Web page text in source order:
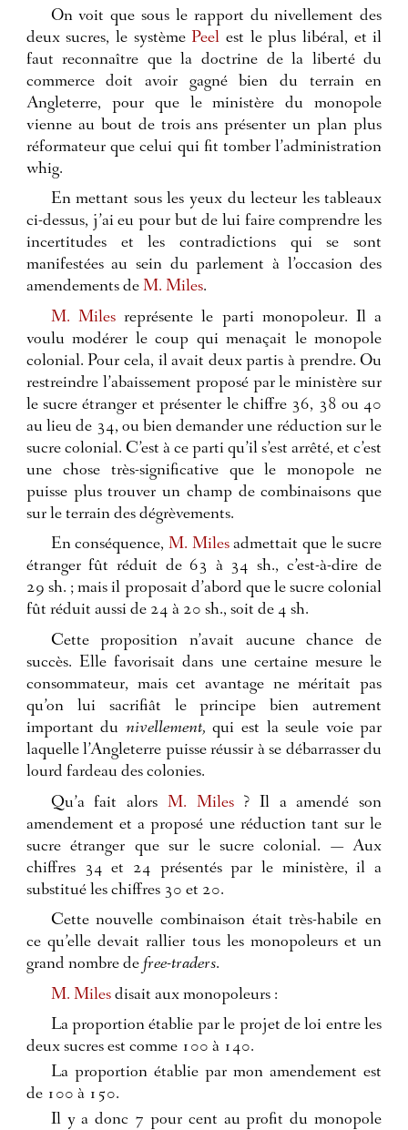
On voit que sous le rapport du nivellement des
deux sucres, le système Peel est le plus libéral, et il
faut reconnaître que la doctrine de la liberté du
commerce doit avoir gagné bien du terrain en
Angleterre, pour que le ministère du monopole
vienne au bout de trois ans présenter un plan plus
réformateur que celui qui fit tomber l’administration
whig.
En mettant sous les yeux du lecteur les tableaux
ci-dessus, j’ai eu pour but de lui faire comprendre les
incertitudes et les contradictions qui se sont
manifestées au sein du parlement à l’occasion des
amendements de M. Miles.
M. Milesreprésente le parti monopoleur. Il a
voulu modérer le coup qui menaçait le monopole
colonial. Pour cela, il avait deux partis à prendre. Ou
restreindre l’abaissement proposé par le ministère sur
le sucre étranger et présenter le chiffre 36, 38 ou 40
au lieu de 34, ou bien demander une réduction sur le
sucre colonial. C’est à ce parti qu’il s’est arrêté, et c’est
une chose très-significative que le monopole ne
puisse plus trouver un champ de combinaisons que
sur le terrain des dégrèvements.
En conséquence, M. Milesadmettait que le sucre
étranger fût réduit de 63 à 34 sh., c’est-à-dire de
29 sh. ; mais il proposait d’abord que le sucre colonial
fût réduit aussi de 24 à 20 sh., soit de 4 sh.
Cette proposition n’avait aucune chance de
succès. Elle favorisait dans une certaine mesure le
consommateur, mais cet avantage ne méritait pas
qu’on lui sacrifiât le principe bien autrement
important du nivellement, qui est la seule voie par
laquelle l’Angleterre puisse réussir à se débarrasser du
lourd fardeau des colonies.
Qu’a fait alors M. Miles? Il a amendé son
amendement et a proposé une réduction tant sur le
sucre étranger que sur le sucre colonial. — Aux
chiffres 34 et 24 présentés par le ministère, il a
substitué les chiffres 30 et 20.
Cette nouvelle combinaison était très-habile en
ce qu’elle devait rallier tous les monopoleurs et un
grand nombre de free-traders.
M. Milesdisait aux monopoleurs :
La proportion établie par le projet de loi entre les
deux sucres est comme 100 à 140.
La proportion établie par mon amendement est
de 100 à 150.
Il y a donc 7 pour cent au profit du monopole